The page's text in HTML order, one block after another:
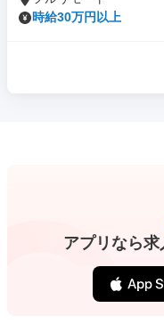
時給30万円以上
アプリなら求